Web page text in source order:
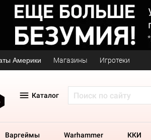
Америки Магазины Игротеки
Каталог
Варгеймы Warhammer ККИ